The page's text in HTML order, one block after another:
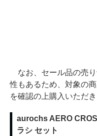
なお、セール品の売
性もあるため、対象の
を確認の上購入いただき
aurochs AERO
ラシ セット